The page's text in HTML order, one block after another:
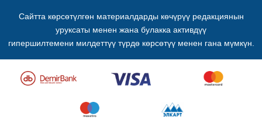
Сайтта көрсөтүлгөн материалдарды көчүрүү редакциянын
уруксаты менен жана булакка активдүү
гипершилтемени милдеттүү түрдө көрсөтүү менен гана мүмкүн.